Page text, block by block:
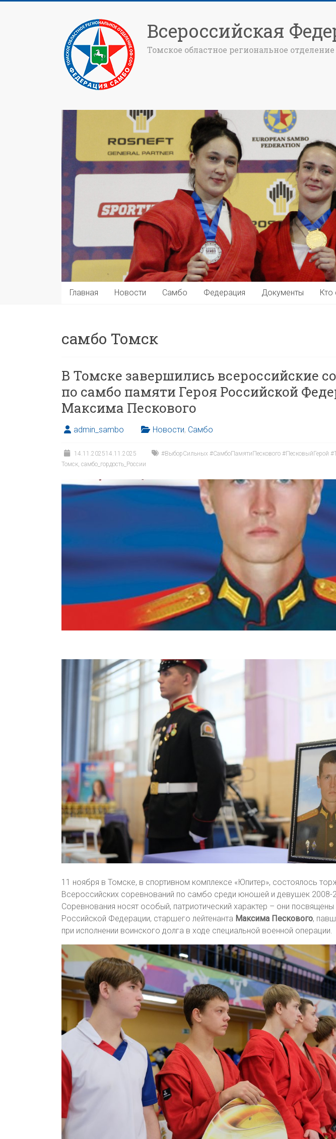
Всероссийская
Томское областное региональное
Главная Новости Самбо Федерация Документы Кто
самбо Томск
В Томске завершились всероссийские
по самбо памяти Героя Российской
Максима Пескового
admin_sambo Новости, Самбо
14.11.202514.11.2025 #ВыборСильных #СамбоПамятиПескового #ПесковыйГерой
Томск самбо_гордость_России
11 ноября в Томске, в спортивном комплексе «Юпитер», состоялось
Всероссийских соревнований по самбо среди юношей и девушек 2008-
Соревнования носят особый, патриотический характер – они посвящены
Российской Федерации, старшего лейтенанта Максима Пескового,
при исполнении воинского долга в ходе специальной военной операции.